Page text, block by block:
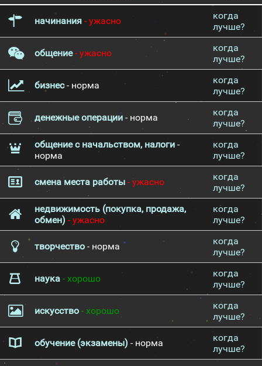
начинания - ужасно
когда
лучше?
общение- ужасно
когда
лучше?
бизнес- норма
когда
лучше?
денежные операции - норма
когда
лучше?
общение с начальством, налоги -
норма
когда
лучше?
смена места работы - ужасно
когда
лучше?
недвижимость (покупка, продажа,
обмен) - ужасно
когда
лучше?
творчество - норма
когда
лучше?
наука - хорошо
когда
лучше?
искусство - хорошо
когда
лучше?
обучение (экзамены) - норма
когда
лучше?